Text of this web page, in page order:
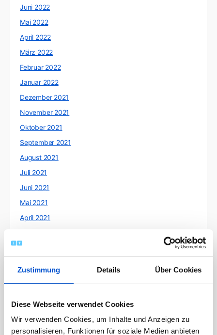
Zustimmung Details Über Cookies
Diese Webseite verwendet Cookies
Wir verwenden Cookies, um Inhalte und Anzeigen zu
personalisieren, Funktionen für soziale Medien anbieten
Juni 2022
Mai 2022
April 2022
März 2022
Februar 2022
Januar 2022
Dezember 2021
November 2021
Oktober 2021
September 2021
August 2021
Juli 2021
Juni 2021
Mai 2021
April 2021
Februar 2021
Oktober 2020
September 2020